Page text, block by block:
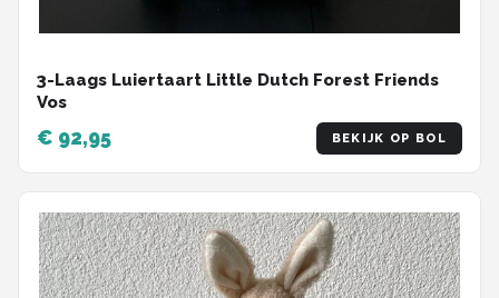
3-Laags Luiertaart Little Dutch Forest Friends
Vos
€ 92,95 BEKIJK OP BOL